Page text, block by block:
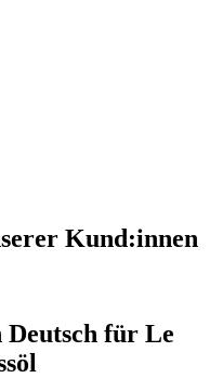
Kund:innen
für Le